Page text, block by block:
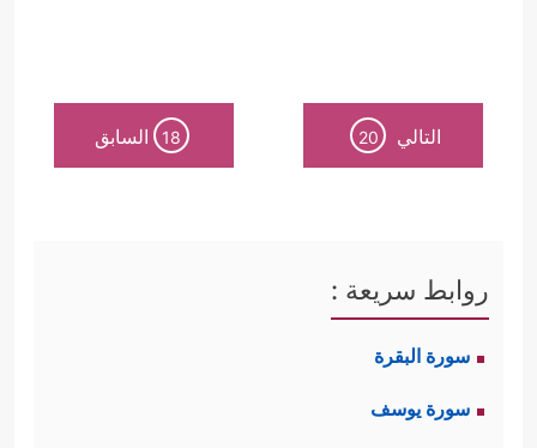
التالي 20
18 السابق
روابط سريعة :
سورة البقرة
سورة يوسف